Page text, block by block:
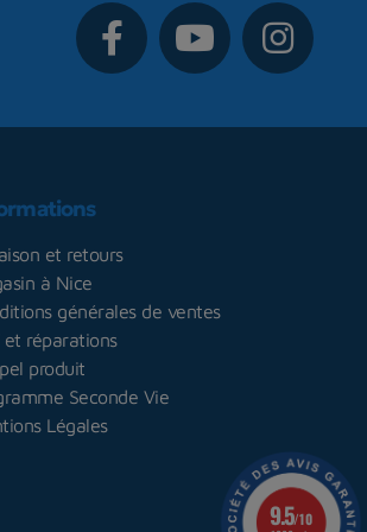
et retours
à Nice
générales de ventes
et réparations
produit
Seconde Vie
Légales
9.5/10